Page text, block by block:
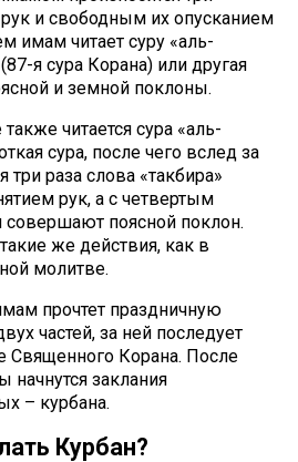
и свободным их опусканием
имам читает суру «аль-
я сура Корана) или другая
и земной поклоны.
читается сура «аль-
сура, после чего вслед за
раза слова «такбира»
рук, а с четвертым
поясной поклон.
же действия, как в
молитве.
прочтет праздничную
частей, за ней последует
Священного Корана. После
начнутся заклания
– курбана.
Курбан?